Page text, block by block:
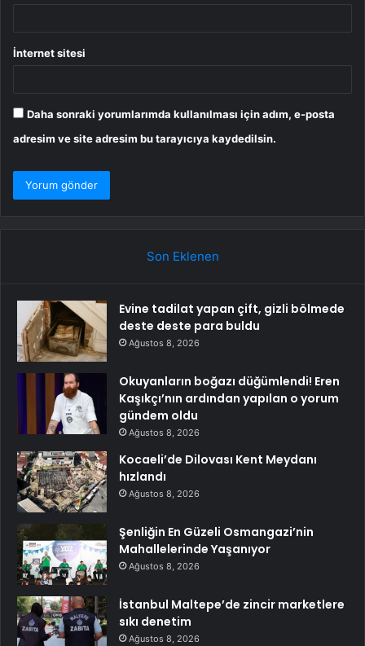
İnternet sitesi
Daha sonraki yorumlarımda kullanılması için adım, e-posta
adresim ve site adresim bu tarayıcıya kaydedilsin.
Son Eklenen
Evine tadilat yapan çift, gizli bölmede
deste deste para buldu
Ağustos 8, 2026
Okuyanların boğazı düğümlendi! Eren
Kaşıkçı’nın ardından yapılan o yorum
gündem oldu
Ağustos 8, 2026
Kocaeli’de Dilovası Kent Meydanı
hızlandı
Ağustos 8, 2026
Şenliğin En Güzeli Osmangazi’nin
Mahallelerinde Yaşanıyor
Ağustos 8, 2026
İstanbul Maltepe’de zincir marketlere
sıkı denetim
Ağustos 8, 2026